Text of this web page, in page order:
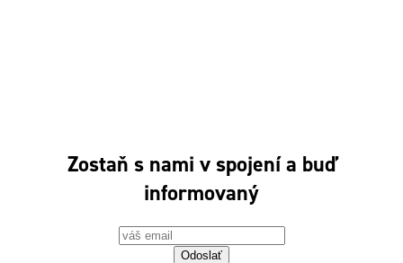
Zostaň s nami v spojení a buď
informovaný
Odoslať